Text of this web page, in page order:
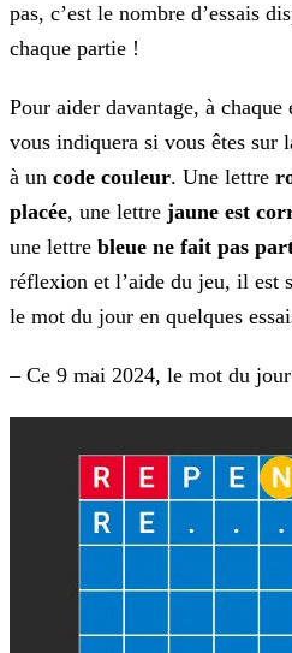
pas, c’est le nombre d’essais
chaque partie !
Pour aider davantage, à
vous indiquera si vous êtes sur
à un code couleur. Une lettre
placée, une lettre jaune est
une lettre bleue ne fait pas
réflexion et l’aide du jeu, il est
le mot du jour en quelques
– Ce 9 mai 2024, le mot du